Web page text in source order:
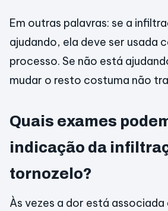
Em outras palavras: se a
ajudando, ela deve ser usada
processo. Se não está
mudar o resto costuma não
Quais exames
indicação da
tornozelo?
Às vezes a dor está associada